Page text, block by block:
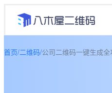
首页/二维码/公司二维码一键生成